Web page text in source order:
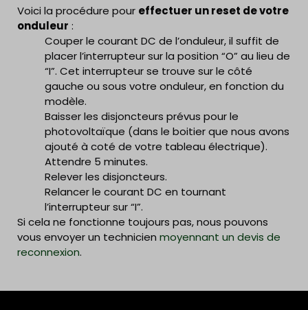
Voici la procédure pour effectuer le RESET de
l’onduleur
Couper le courant DC de l’onduleur, il suffit de
placer l’interrupteur sur la position “O” au lieu de
“I”. Cet interrupteur se trouve sur le côté
gauche ou sous votre onduleur, en fonction du
modèle.
Baisser les disjoncteurs prévus pour le
photovoltaïque (dans le boitier que nous avons
ajouté à coté de votre tableau électrique)
Attendre 5 minutes
Relever les disjoncteurs
Relancer le courant DC en tournant
l’interrupteur sur “I”
Voici la procédure pour effectuer un reset de votre
onduleur :
Couper le courant DC de l’onduleur, il suffit de
placer l’interrupteur sur la position “O” au lieu de
“I”. Cet interrupteur se trouve sur le côté
gauche ou sous votre onduleur, en fonction du
modèle.
Baisser les disjoncteurs prévus pour le
photovoltaïque (dans le boitier que nous avons
ajouté à coté de votre tableau électrique).
Attendre 5 minutes.
Relever les disjoncteurs.
Relancer le courant DC en tournant
l’interrupteur sur “I”.
Si cela ne fonctionne toujours pas,nous pouvons
vous envoyer un technicien moyennant un devis de
reconnexion.